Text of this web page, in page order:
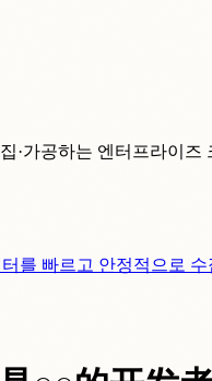
·가공하는 엔터프라이즈
를 빠르고 안정적으로